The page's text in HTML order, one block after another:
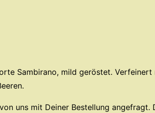
Sambirano, mild geröstet.
uns mit Deiner Bestellung